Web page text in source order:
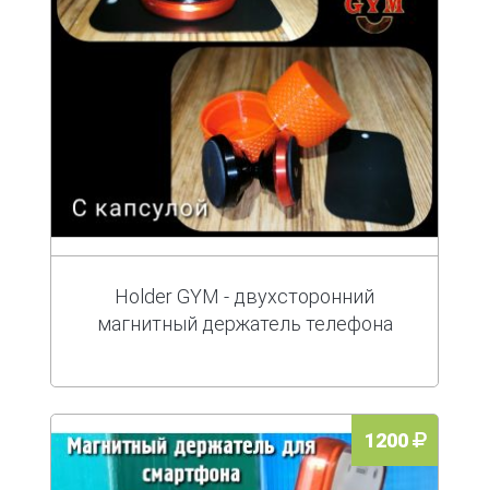
Holder GYM - двухсторонний
магнитный держатель телефона
1200